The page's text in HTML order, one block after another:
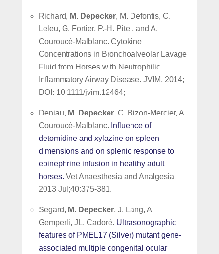
Richard, M. Depecker, M. Defontis, C.
Leleu, G. Fortier, P.-H. Pitel, and A.
Couroucé-Malblanc. Cytokine
Concentrations in Bronchoalveolar Lavage
Fluid from Horses with Neutrophilic
Inflammatory Airway Disease. JVIM, 2014;
DOI: 10.1111/jvim.12464;
Deniau, M. Depecker, C. Bizon-Mercier, A.
Couroucé-Malblanc. Influence of
detomidine and xylazine on spleen
dimensions and on splenic response to
epinephrine infusion in healthy adult
horses. Vet Anaesthesia and Analgesia,
2013 Jul;40:375-381.
Segard, M. Depecker, J. Lang, A.
Gemperli, JL. Cadoré. Ultrasonographic
features of PMEL17 (Silver) mutant gene-
associated multiple congenital ocular